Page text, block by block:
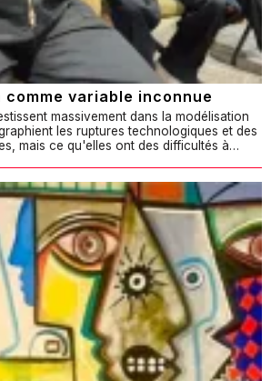
comme variable inconnue
massivement dans la modélisation
les ruptures technologiques et des
mais ce qu'elles ont des difficultés à…